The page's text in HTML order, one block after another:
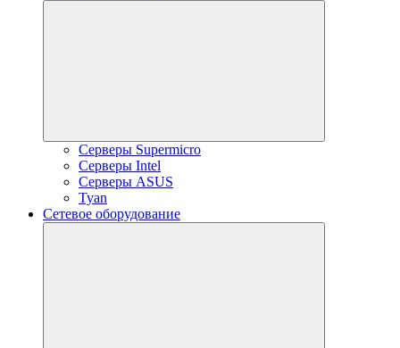
Серверы Supermicro
Серверы Intel
Серверы ASUS
Tyan
Сетевое оборудование